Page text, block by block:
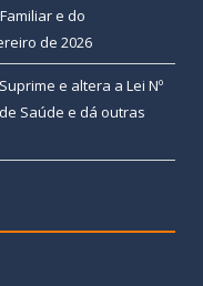
e do
de 2026
e altera a Lei Nº
Saúde e dá outras